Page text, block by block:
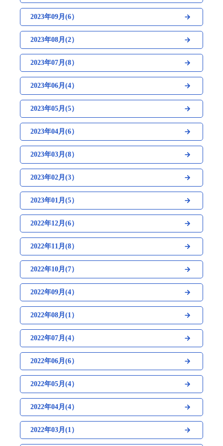
2023年09月(6）
2023年08月(2）
2023年07月(8）
2023年06月(4）
2023年05月(5）
2023年04月(6）
2023年03月(8）
2023年02月(3）
2023年01月(5）
2022年12月(6）
2022年11月(8）
2022年10月(7）
2022年09月(4）
2022年08月(1）
2022年07月(4）
2022年06月(6）
2022年05月(4）
2022年04月(4）
2022年03月(1）